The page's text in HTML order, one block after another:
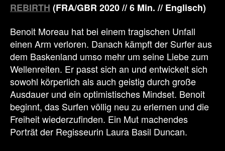
REBIRTH (FRA/GBR 2020 // 6 Min. // Englisch)
Benoit Moreau hat bei einem tragischen Unfall
einen Arm verloren. Danach kämpft der Surfer aus
dem Baskenland umso mehr um seine Liebe zum
Wellenreiten. Er passt sich an und entwickelt sich
sowohl körperlich als auch geistig durch große
Ausdauer und ein optimistisches Mindset. Benoit
beginnt, das Surfen völlig neu zu erlernen und die
Freiheit wiederzufinden. Ein Mut machendes
Porträt der Regisseurin Laura Basil Duncan.